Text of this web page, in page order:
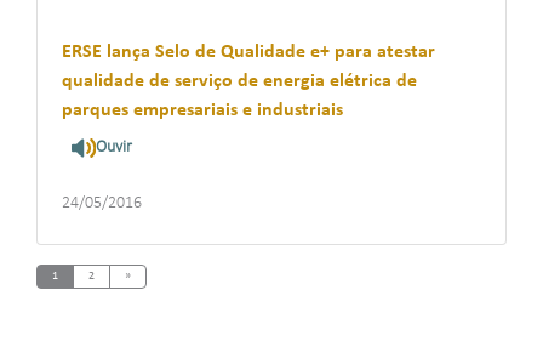
ERSE lança Selo de Qualidade e+ para atestar
qualidade de serviço de energia elétrica de
parques empresariais e industriais
Ouvir
24/05/2016
1 2 »Next